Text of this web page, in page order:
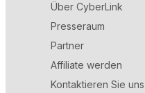
Über CyberLink
Presseraum
Partner
Affiliate werden
Kontaktieren Sie uns